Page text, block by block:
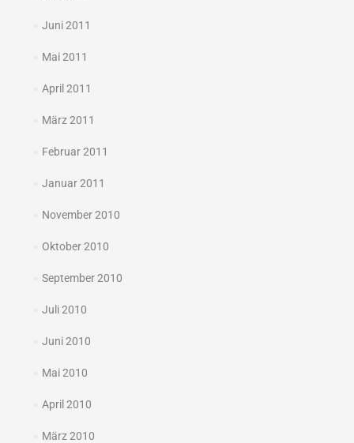
Juni 2011
Mai 2011
April 2011
März 2011
Februar 2011
Januar 2011
November 2010
Oktober 2010
September 2010
Juli 2010
Juni 2010
Mai 2010
April 2010
März 2010